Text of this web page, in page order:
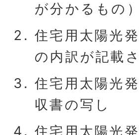
が分かるもの）
住宅用太陽光
の内訳が記載
住宅用太陽光
収書の写し
住宅用太陽光